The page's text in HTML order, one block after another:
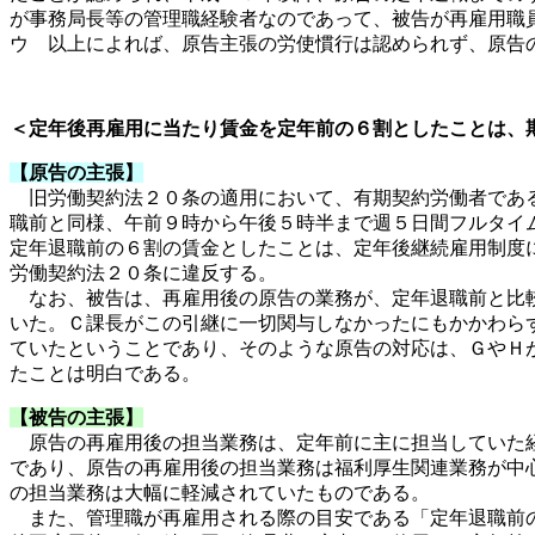
が事務局長等の管理職経験者なのであって、被告が再雇用
ウ 以上によれば、原告主張の労使慣行は認められず、原告
＜定年後再雇用に当たり賃金を定年前の６割としたことは
【原告の主張】
旧労働契約法２０条の適用において、有期契約労働者であ
職前と同様、午前９時から午後５時半まで週５日間フルタ
定年退職前の６割の賃金としたことは、定年後継続雇用制
労働契約法２０条に違反する。
なお、被告は、再雇用後の原告の業務が、定年退職前と比
いた。Ｃ課長がこの引継に一切関与しなかったにもかかわ
ていたということであり、そのような原告の対応は、Ｇや
たことは明白である。
【被告の主張】
原告の再雇用後の担当業務は、定年前に主に担当していた
であり、原告の再雇用後の担当業務は福利厚生関連業務が
の担当業務は大幅に軽減されていたものである。
また、管理職が再雇用される際の目安である「定年退職前